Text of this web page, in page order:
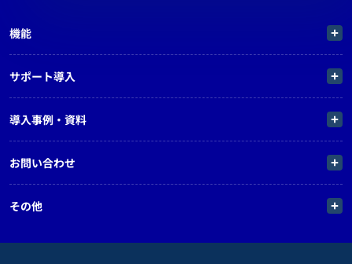
機能
サポート導入
導入事例・資料
お問い合わせ
その他